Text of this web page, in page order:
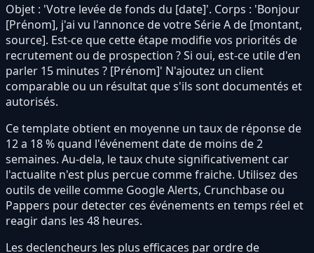
Objet : 'Votre levée de fonds du [date]'. Corps : 'Bonjour
[Prénom], j'ai vu l'annonce de votre Série A de [montant,
source]. Est-ce que cette étape modifie vos priorités de
recrutement ou de prospection ? Si oui, est-ce utile d'en
parler 15 minutes ? [Prénom]' N'ajoutez un client
comparable ou un résultat que s'ils sont documentés et
autorisés.
Ce template obtient en moyenne un taux de réponse de
12 a 18 % quand l'événement date de moins de 2
semaines. Au-dela, le taux chute significativement car
l'actualite n'est plus percue comme fraiche. Utilisez des
outils de veille comme Google Alerts, Crunchbase ou
Pappers pour detecter ces événements en temps réel et
reagir dans les 48 heures.
Les declencheurs les plus efficaces par ordre de